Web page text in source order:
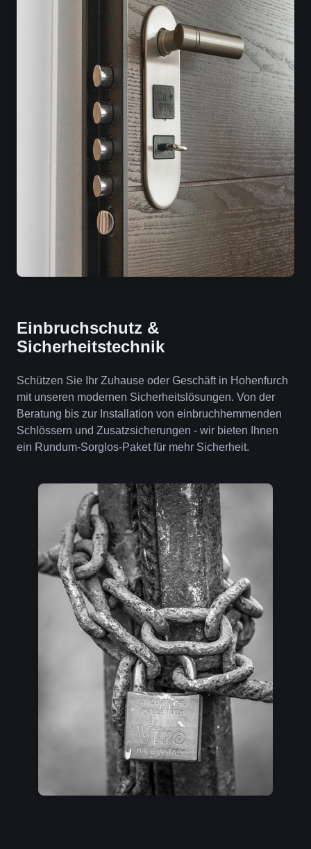
Einbruchschutz &
Sicherheitstechnik
Schützen Sie Ihr Zuhause oder Geschäft in Hohenfurch
mit unseren modernen Sicherheitslösungen. Von der
Beratung bis zur Installation von einbruchhemmenden
Schlössern und Zusatzsicherungen - wir bieten Ihnen
ein Rundum-Sorglos-Paket für mehr Sicherheit.